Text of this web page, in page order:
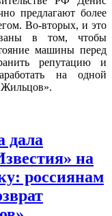
предлагают более
Во-вторых, и это
в том, чтобы
машины перед
репутацию и
на одной
дала
на
россиянам